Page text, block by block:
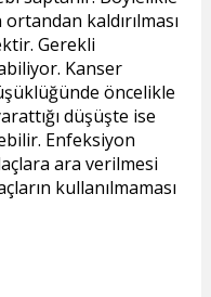
kaldırılması
Gerekli
Kanser
öncelikle
düşüşte ise
Enfeksiyon
ara verilmesi
kullanılmaması